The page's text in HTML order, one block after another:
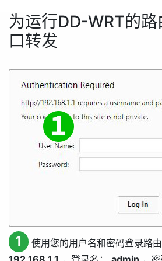
为运行DD-WRT的
口转发
1
使用您的用户名和密码登录路由